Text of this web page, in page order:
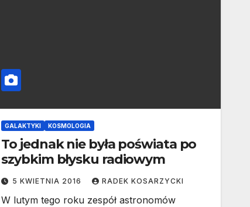
GALAKTYKI KOSMOLOGIA
To jednak nie była poświata po
szybkim błysku radiowym
5 KWIETNIA 2016 RADEK KOSARZYCKI
W lutym tego roku zespół astronomów